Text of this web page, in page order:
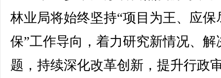
林业局将始终坚持“项目为王、应保
保”工作导向，着力研究新情况、解
题，持续深化改革创新，提升行政